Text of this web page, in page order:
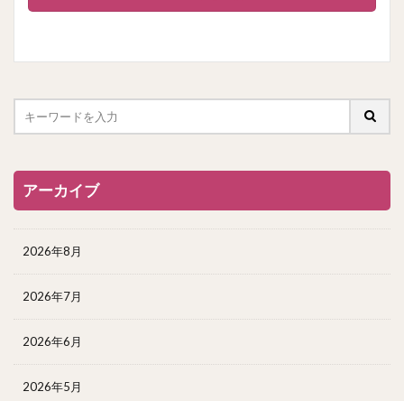
アーカイブ
2026年8月
2026年7月
2026年6月
2026年5月